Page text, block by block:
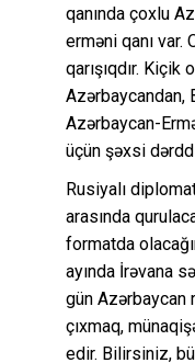
qanında çoxlu
erməni qanı var.
qarışıqdır. Kiçik
Azərbaycandan,
Azərbaycan-
üçün şəxsi
Rusiyalı
arasında
formatda
ayında İrəvana
gün Azərbaycan
çıxmaq,
edir. Bilirsiniz,